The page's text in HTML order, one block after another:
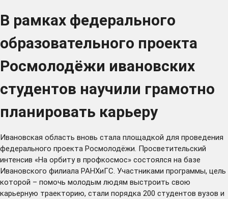
В рамках федерального
образовательного проекта
Росмолодёжи ивановских
студентов научили грамотно
планировать карьеру
Ивановская область вновь стала площадкой для проведения
федерального проекта Росмолодёжи. Просветительский
интенсив «На орбиту в профкосмос» состоялся на базе
Ивановского филиала РАНХиГС. Участниками программы, цель
которой – помочь молодым людям выстроить свою
карьерную траекторию, стали порядка 200 студентов вузов и